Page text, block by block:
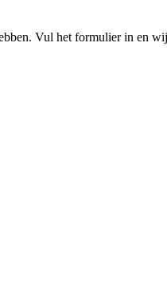
Vul het formulier in en